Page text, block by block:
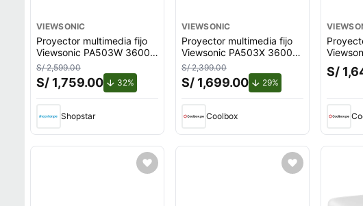
VIEWSONIC
Proyector multimedia fijo
Viewsonic PA503W 3600
lúmenes, 300""
S/ 2,599.00
S/ 1,759.00 32% de descuento.
Shopstar
VIEWSONIC
Proyector multimedia fijo
Viewsonic PA503X 3600
lúmenes, 300"", resolución
XGA 1024x768, HDMI,
15000h, blanco
S/ 2,399.00
S/ 1,699.00 29%
Coolbox
S/